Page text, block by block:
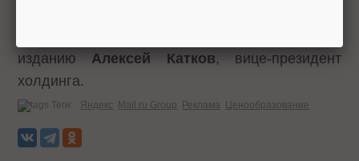
изданию Алексей Катков, вице-президент
холдинга.
Теги: Яндекс Mail.ru Group Реклама Ценообразование